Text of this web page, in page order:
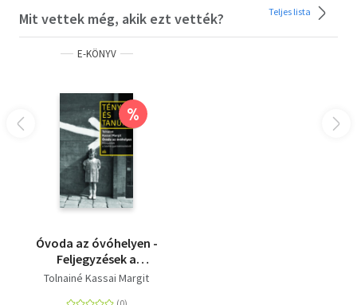
Mit vettek még, akik ezt vették? Teljes lista
E-KÖNYV
%
Óvoda az óvóhelyen -
Feljegyzések a
Sztehlo-
Tolnainé Kassai Margit